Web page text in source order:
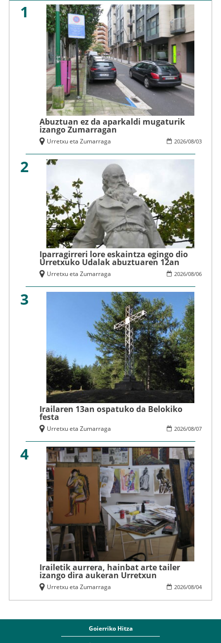
1
Abuztuan ez da aparkaldi mugaturik
izango Zumarragan
2026/08/03
Urretxu eta Zumarraga
2
Iparragirreri lore eskaintza egingo dio
Urretxuko Udalak abuztuaren 12an
2026/08/06
Urretxu eta Zumarraga
3
Irailaren 13an ospatuko da Belokiko
festa
2026/08/07
Urretxu eta Zumarraga
4
Irailetik aurrera, hainbat arte tailer
izango dira aukeran Urretxun
2026/08/04
Urretxu eta Zumarraga
Goierriko Hitza